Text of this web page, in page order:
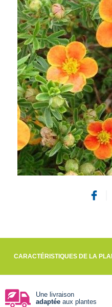
CARACTÉRISTIQUES DE LA
Une livraison
adaptée aux plantes